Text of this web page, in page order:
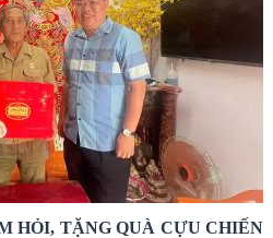
HỎI, TẶNG QUÀ CỰU CHIẾN